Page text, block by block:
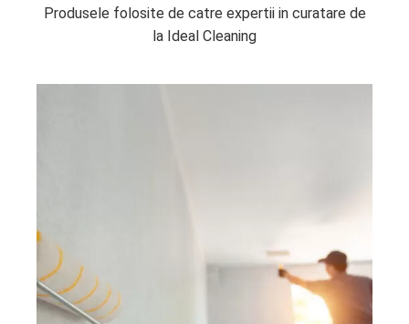
Produsele folosite de catre expertii in curatare de
la Ideal Cleaning